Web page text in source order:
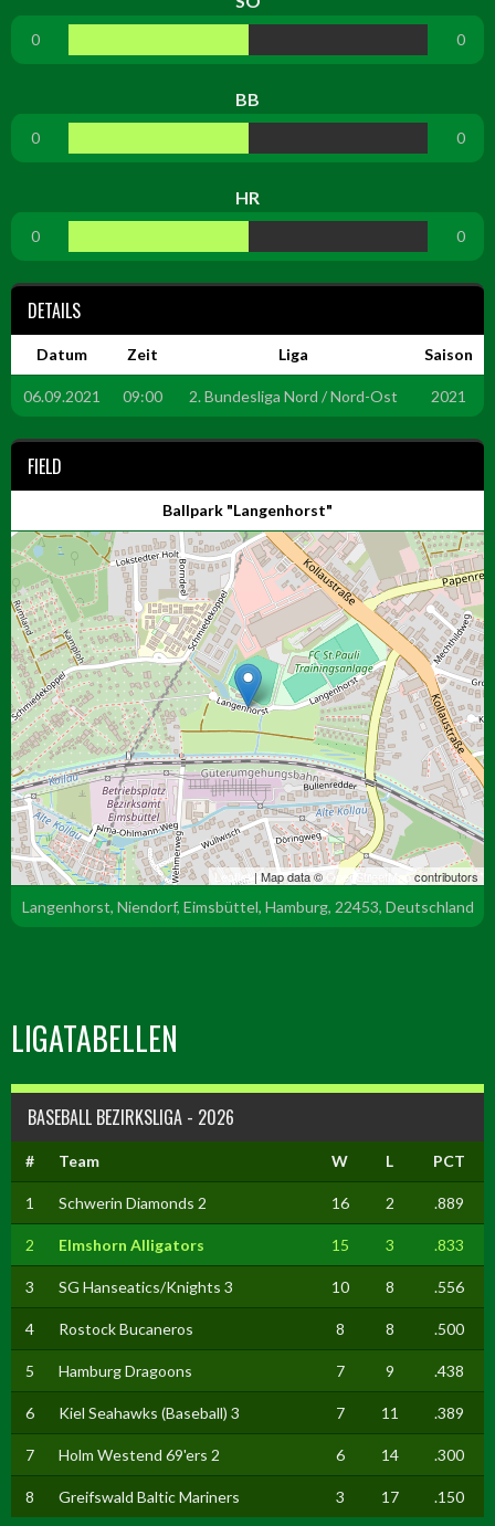
0 0
BB
0 0
HR
0 0
DETAILS
Datum Zeit Liga Saison
06.09.2021 09:00 2. Bundesliga Nord / Nord-Ost 2021
FIELD
Ballpark "Langenhorst"
Leaflet | Map data © OpenStreetMapcontributors
Langenhorst, Niendorf, Eimsbüttel, Hamburg, 22453, Deutschland
LIGATABELLEN
BASEBALL BEZIRKSLIGA - 2026
# Team W L PCT
1 Schwerin Diamonds 2 16 2 .889
2 Elmshorn Alligators 15 3 .833
3 SG Hanseatics/Knights 3 10 8 .556
4 Rostock Bucaneros 8 8 .500
5 Hamburg Dragoons 7 9 .438
6 Kiel Seahawks (Baseball) 3 7 11 .389
7 Holm Westend 69'ers 2 6 14 .300
8 Greifswald Baltic Mariners 3 17 .150